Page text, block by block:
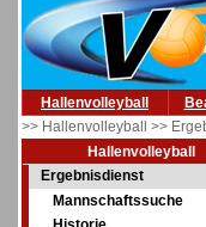
Hallenvolleyball
>> Hallenvolleyball >>
Hallenvolleyball
Ergebnisdienst
Mannschaftssuche